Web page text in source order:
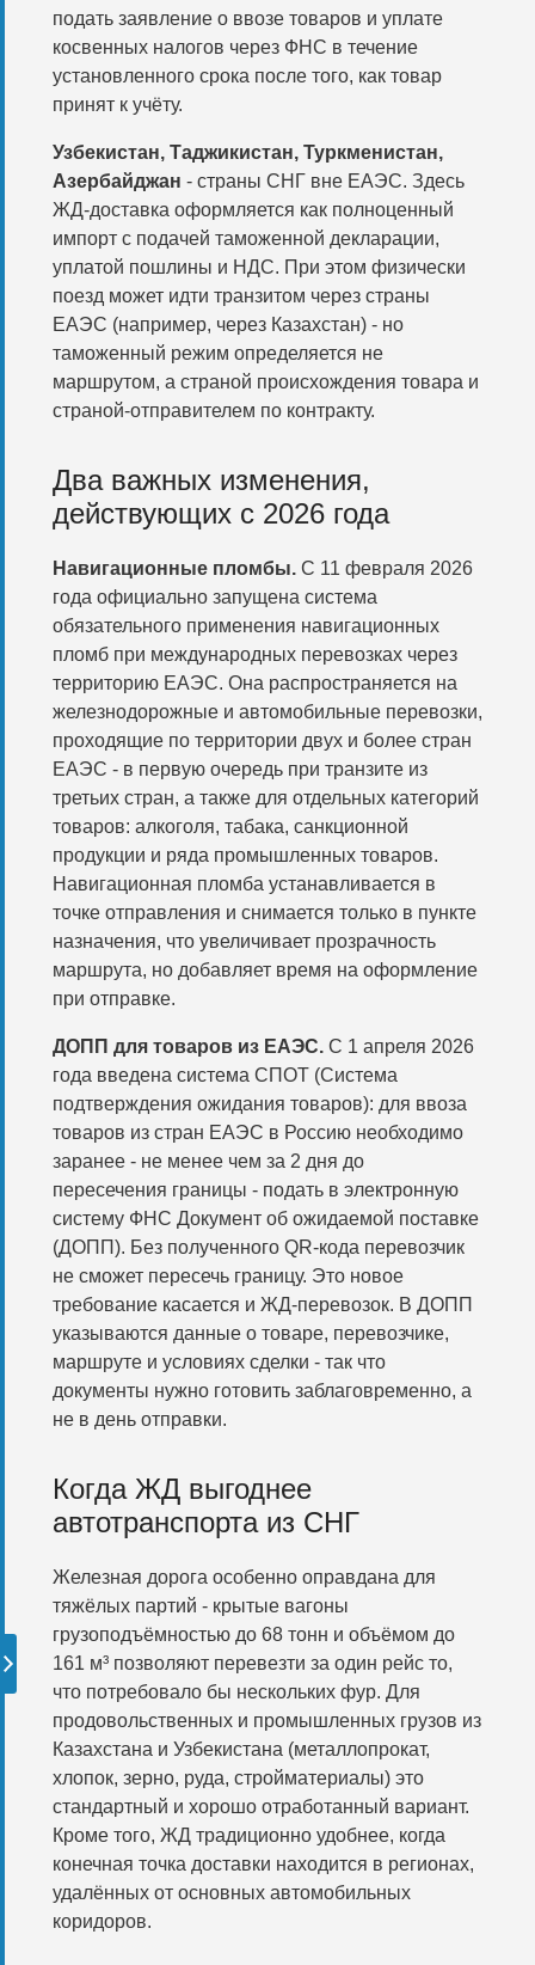
подать заявление о ввозе товаров и уплате
косвенных налогов через ФНС в течение
установленного срока после того, как товар
принят к учёту.
Узбекистан, Таджикистан, Туркменистан,
Азербайджан - страны СНГ вне ЕАЭС. Здесь
ЖД-доставка оформляется как полноценный
импорт с подачей таможенной декларации,
уплатой пошлины и НДС. При этом физически
поезд может идти транзитом через страны
ЕАЭС (например, через Казахстан) - но
таможенный режим определяется не
маршрутом, а страной происхождения товара и
страной-отправителем по контракту.
Два важных изменения,
действующих с 2026 года
Навигационные пломбы. С 11 февраля 2026
года официально запущена система
обязательного применения навигационных
пломб при международных перевозках через
территорию ЕАЭС. Она распространяется на
железнодорожные и автомобильные перевозки,
проходящие по территории двух и более стран
ЕАЭС - в первую очередь при транзите из
третьих стран, а также для отдельных категорий
товаров: алкоголя, табака, санкционной
продукции и ряда промышленных товаров.
Навигационная пломба устанавливается в
точке отправления и снимается только в пункте
назначения, что увеличивает прозрачность
маршрута, но добавляет время на оформление
при отправке.
ДОПП для товаров из ЕАЭС. С 1 апреля 2026
года введена система СПОТ (Система
подтверждения ожидания товаров): для ввоза
товаров из стран ЕАЭС в Россию необходимо
заранее - не менее чем за 2 дня до
пересечения границы - подать в электронную
систему ФНС Документ об ожидаемой поставке
(ДОПП). Без полученного QR-кода перевозчик
не сможет пересечь границу. Это новое
требование касается и ЖД-перевозок. В ДОПП
указываются данные о товаре, перевозчике,
маршруте и условиях сделки - так что
документы нужно готовить заблаговременно, а
не в день отправки.
Когда ЖД выгоднее
автотранспорта из СНГ
Железная дорога особенно оправдана для
тяжёлых партий - крытые вагоны
грузоподъёмностью до 68 тонн и объёмом до
161 м³ позволяют перевезти за один рейс то,
что потребовало бы нескольких фур. Для
продовольственных и промышленных грузов из
Казахстана и Узбекистана (металлопрокат,
хлопок, зерно, руда, стройматериалы) это
стандартный и хорошо отработанный вариант.
Кроме того, ЖД традиционно удобнее, когда
конечная точка доставки находится в регионах,
удалённых от основных автомобильных
коридоров.